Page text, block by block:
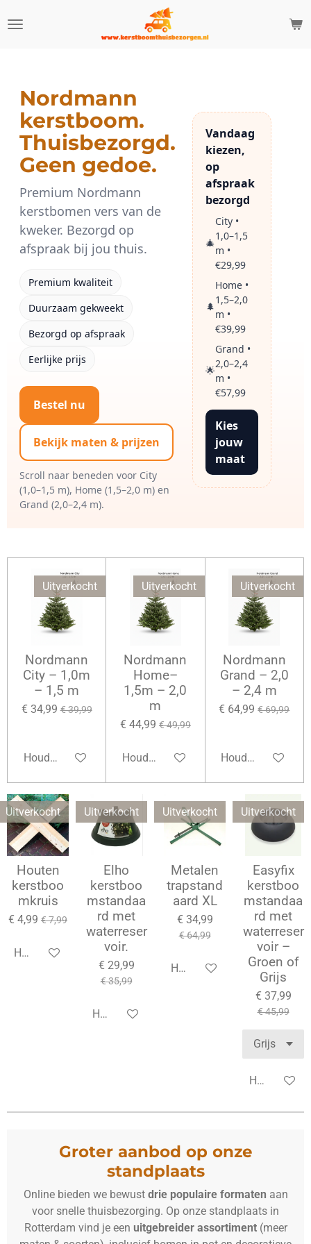
direct
Nordmann
kerstboom.
Thuisbezorgd.
Geen gedoe.
Premium Nordmann
kerstbomen vers van de
kweker. Bezorgd op
afspraak bij jou thuis.
Premium kwaliteit
Duurzaam gekweekt
Bezorgd op afspraak
Eerlijke prijs
Bestel nu
Bekijk maten & prijzen
Scroll naar beneden voor City
(1,0–1,5 m), Home (1,5–2,0 m) en
Grand (2,0–2,4 m).
Vandaag
kiezen,
op
afspraak
bezorgd
🎄
City •
1,0–1,5
m •
€29,99
🌲
Home •
1,5–2,0
m •
€39,99
🌟
Grand •
2,0–2,4
m •
€57,99
Kies
jouw
maat
Uitverkocht
Nordmann
City – 1,0m
– 1,5 m
€ 34,99 € 39,99
Houd mij op de hoogte
Uitverkocht
Nordmann
Home–
1,5m – 2,0
m
€ 44,99 € 49,99
Houd mij op de hoogte
Uitverkocht
Nordmann
Grand – 2,0
– 2,4 m
€ 64,99 € 69,99
Houd mij op de
Uitverkocht
Houten
kerstboo
mkruis
€ 4,99 € 7,99
Houd mij op de hoogte
Uitverkocht
Elho
kerstboo
mstandaa
rd met
waterreser
voir.
€ 29,99
€ 35,99
Houd mij op de hoogte
Uitverkocht
Metalen
trapstand
aard XL
€ 34,99
€ 64,99
Houd mij op de hoogte
Uitverkocht
Easyfix
kerstboo
mstandaa
rd met
waterreser
voir –
Groen of
Grijs
€ 37,99
€ 45,99
Houd mij
Groter aanbod op onze
standplaats
Online bieden we bewust drie populaire formaten aan
voor snelle thuisbezorging. Op onze standplaats in
Rotterdam vind je een uitgebreider assortiment(meer